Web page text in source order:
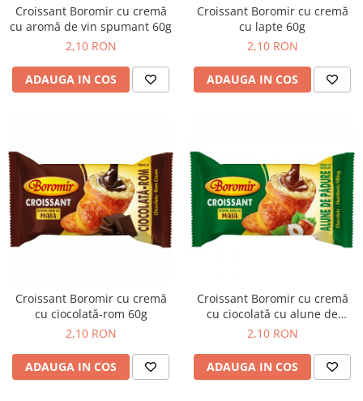
Chec cu iaurt
Chec Ciocco
Chec Glasat
Checurile Royal
Prajituri
Rulade
Prajitura ingerilor
Prajituri Red Collection
Prajituri cu fructe
Prajituri cafea
Chec mini
Foietaje
Biscuiti
Croissant Boromir cu cremă
cu aromă de vin spumant 60g
2,10 RON
ADAUGA IN COS
Croissant Boromir cu cremă
cu lapte 60g
2,10 RON
ADAUGA IN COS
Croissant Boromir cu cremă
cu ciocolată-rom 60g
2,10 RON
ADAUGA IN COS
Croissant Boromir cu cremă
cu ciocolată cu alune de
pădure 60g
2,10 RON
ADAUGA IN COS